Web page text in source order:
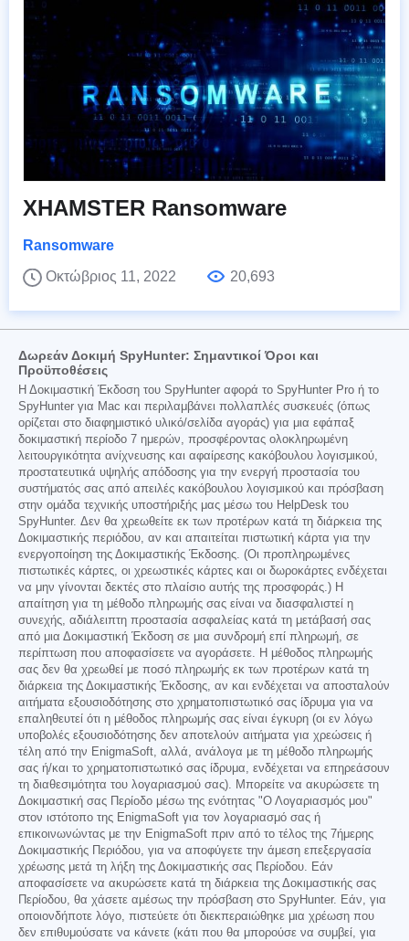
XHAMSTER Ransomware
Ransomware
Οκτώβριος 11, 2022
20,693
Δωρεάν Δοκιμή SpyHunter: Σημαντικοί Όροι και
Προϋποθέσεις
Η Δοκιμαστική Έκδοση του SpyHunter αφορά το SpyHunter Pro ή το
SpyHunter για Mac και περιλαμβάνει πολλαπλές συσκευές (όπως
ορίζεται στο διαφημιστικό υλικό/σελίδα αγοράς) για μια εφάπαξ
δοκιμαστική περίοδο 7 ημερών, προσφέροντας ολοκληρωμένη
λειτουργικότητα ανίχνευσης και αφαίρεσης κακόβουλου λογισμικού,
προστατευτικά υψηλής απόδοσης για την ενεργή προστασία του
συστήματός σας από απειλές κακόβουλου λογισμικού και πρόσβαση
στην ομάδα τεχνικής υποστήριξής μας μέσω του HelpDesk του
SpyHunter. Δεν θα χρεωθείτε εκ των προτέρων κατά τη διάρκεια της
Δοκιμαστικής περιόδου, αν και απαιτείται πιστωτική κάρτα για την
ενεργοποίηση της Δοκιμαστικής Έκδοσης. (Οι προπληρωμένες
πιστωτικές κάρτες, οι χρεωστικές κάρτες και οι δωροκάρτες ενδέχεται
να μην γίνονται δεκτές στο πλαίσιο αυτής της προσφοράς.) Η
απαίτηση για τη μέθοδο πληρωμής σας είναι να διασφαλιστεί η
συνεχής, αδιάλειπτη προστασία ασφαλείας κατά τη μετάβασή σας
από μια Δοκιμαστική Έκδοση σε μια συνδρομή επί πληρωμή, σε
περίπτωση που αποφασίσετε να αγοράσετε. Η μέθοδος πληρωμής
σας δεν θα χρεωθεί με ποσό πληρωμής εκ των προτέρων κατά τη
διάρκεια της Δοκιμαστικής Έκδοσης, αν και ενδέχεται να αποσταλούν
αιτήματα εξουσιοδότησης στο χρηματοπιστωτικό σας ίδρυμα για να
επαληθευτεί ότι η μέθοδος πληρωμής σας είναι έγκυρη (οι εν λόγω
υποβολές εξουσιοδότησης δεν αποτελούν αιτήματα για χρεώσεις ή
τέλη από την EnigmaSoft, αλλά, ανάλογα με τη μέθοδο πληρωμής
σας ή/και το χρηματοπιστωτικό σας ίδρυμα, ενδέχεται να επηρεάσουν
τη διαθεσιμότητα του λογαριασμού σας). Μπορείτε να ακυρώσετε τη
Δοκιμαστική σας Περίοδο μέσω της ενότητας "Ο Λογαριασμός μου"
στον ιστότοπο της EnigmaSoft για τον λογαριασμό σας ή
επικοινωνώντας με την EnigmaSoft πριν από το τέλος της 7ήμερης
Δοκιμαστικής Περιόδου, για να αποφύγετε την άμεση επεξεργασία
χρέωσης μετά τη λήξη της Δοκιμαστικής σας Περίοδου. Εάν
αποφασίσετε να ακυρώσετε κατά τη διάρκεια της Δοκιμαστικής σας
Περίοδου, θα χάσετε αμέσως την πρόσβαση στο SpyHunter. Εάν, για
οποιονδήποτε λόγο, πιστεύετε ότι διεκπεραιώθηκε μια χρέωση που
δεν επιθυμούσατε να κάνετε (κάτι που θα μπορούσε να συμβεί, για